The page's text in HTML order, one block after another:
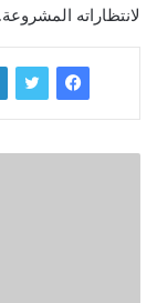
لانتظاراته المشروعة.